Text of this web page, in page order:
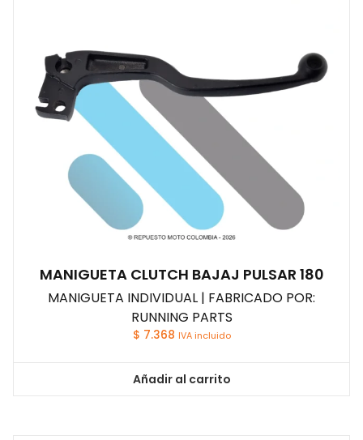
MANIGUETA CLUTCH BAJAJ PULSAR 180
MANIGUETA INDIVIDUAL | FABRICADO POR:
RUNNING PARTS
$ 7.368 IVA incluido
Añadir al carrito